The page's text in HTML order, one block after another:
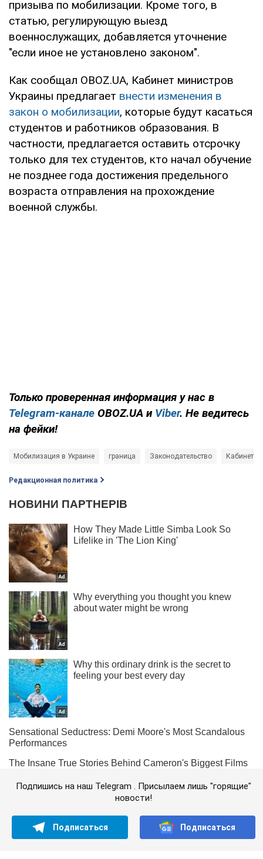
призыва по мобилизации. Кроме того, в
статью, регулирующую выезд
военнослужащих, добавляется уточнение
"если иное не установлено законом".
Как сообщал OBOZ.UA, Кабинет министров
Украины предлагает внести изменения в
закон о мобилизации, которые будут касаться
студентов и работников образования. В
частности, предлагается оставить отсрочку
только для тех студентов, кто начал обучение
не позднее года достижения предельного
возраста отправления на прохождение
военной службы.
Только проверенная информация у нас в
Telegram-канале OBOZ.UA и Viber. Не ведитесь
на фейки!
Мобилизация в Украине граница Законодательство Кабинет
Редакционная политика
Подпишись на наш Telegram . Присылаем лишь "горящие"
новости!
Подписаться Подписаться